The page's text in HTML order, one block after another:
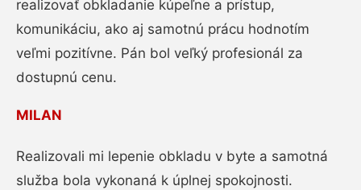
realizovať obkladanie kúpeľne a prístup,
komunikáciu, ako aj samotnú prácu hodnotím
veľmi pozitívne. Pán bol veľký profesionál za
dostupnú cenu.
MILAN
Realizovali mi lepenie obkladu v byte a samotná
služba bola vykonaná k úplnej spokojnosti.